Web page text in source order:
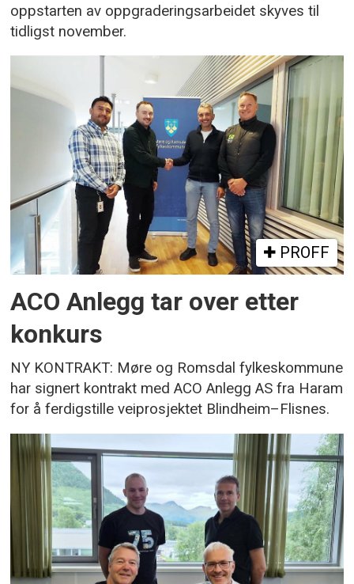
oppstarten av oppgraderingsarbeidet skyves til
tidligst november.
PROFF
ACO Anlegg tar over etter
konkurs
NY KONTRAKT: Møre og Romsdal fylkeskommune
har signert kontrakt med ACO Anlegg AS fra Haram
for å ferdigstille veiprosjektet Blindheim–Flisnes.